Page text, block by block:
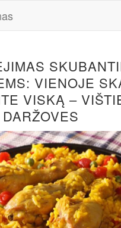
VIENOJE
VISKĄ –